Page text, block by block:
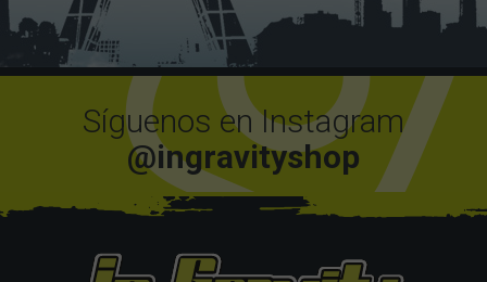
Síguenos en Instagram
@ingravityshop